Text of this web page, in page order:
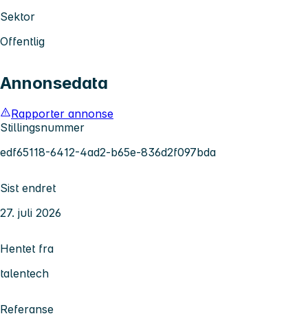
Sektor
Offentlig
Annonsedata
Rapporter annonse
Stillingsnummer
edf65118-6412-4ad2-b65e-836d2f097bda
Sist endret
27. juli 2026
Hentet fra
talentech
Referanse